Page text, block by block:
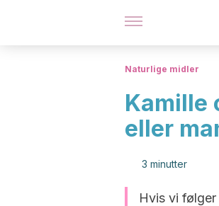
Naturlige midler
Kamille
eller
3 minutter
Hvis vi